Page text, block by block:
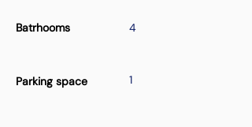
Batrhooms 4
Parking space 1